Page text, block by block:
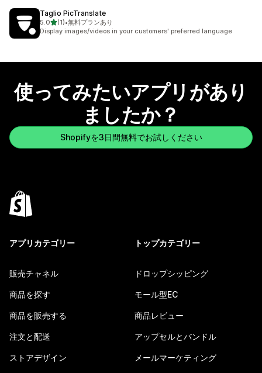
Taglio PicTranslate
5.05つ星中
(1)
合計レビュー数：1件
•無料プランあり
Display images/videos in your customers' preferred language
使ってみたいアプリがあり
ましたか？
Shopifyを3日間無料でお試しください
アプリカテゴリー
販売チャネル
商品を探す
商品を販売する
注文と配送
ストアデザイン
トップカテゴリー
ドロップシッピング
モール型EC
商品レビュー
アップセルとバンドル
メールマーケティング